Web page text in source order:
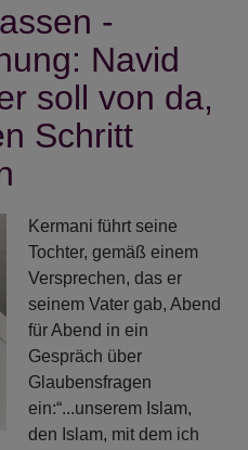
-
Navid
soll von da,
Schritt
Kermani führt seine
Tochter, gemäß einem
Versprechen, das er
seinem Vater gab, Abend
für Abend in ein
Gespräch über
Glaubensfragen
ein:“...unserem Islam,
den Islam, mit dem ich